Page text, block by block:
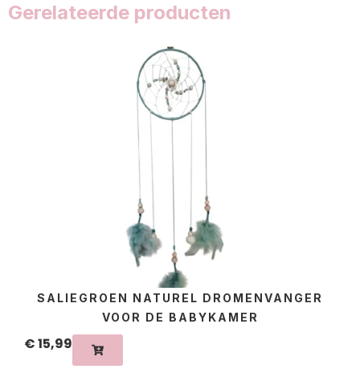
Gerelateerde producten
SALIEGROEN NATUREL DROMENVANGER
VOOR DE BABYKAMER
€15,99